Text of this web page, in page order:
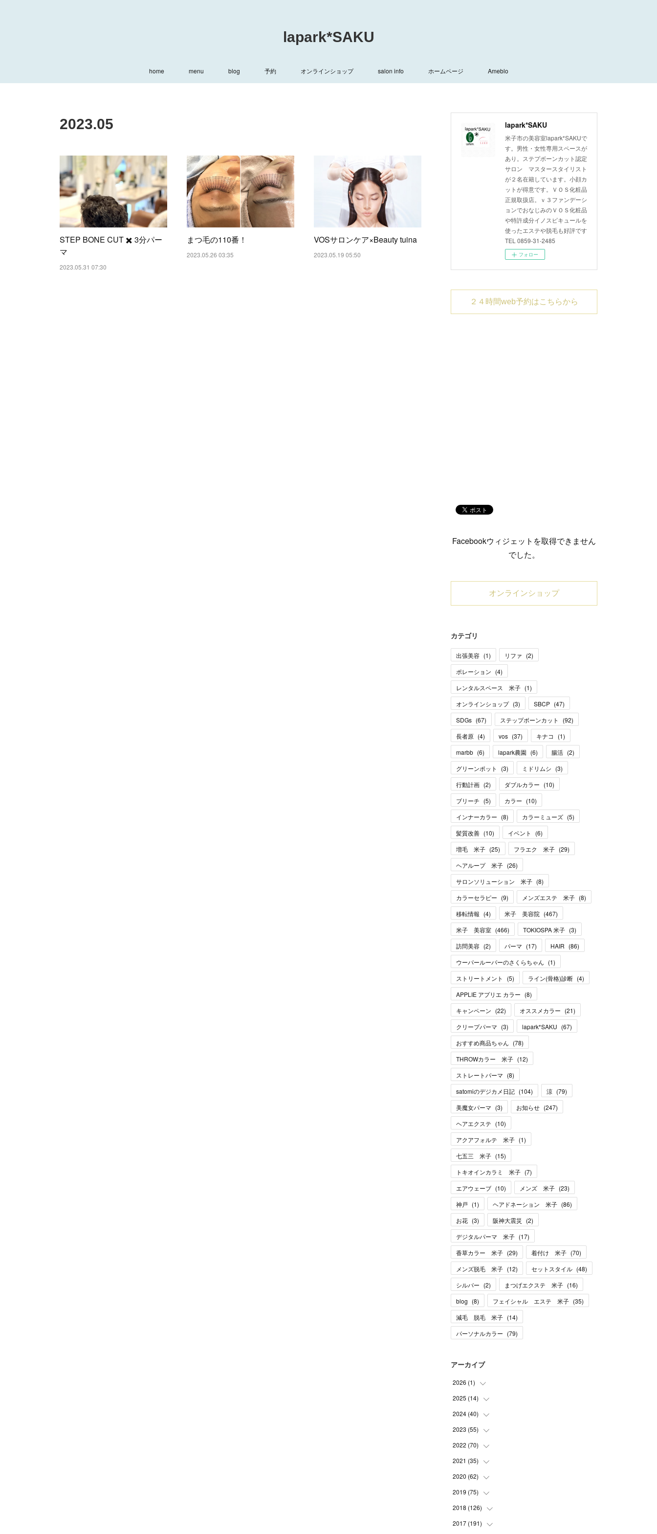
lapark*SAKU
home menu blog 予約 オンラインショップ salon info ホームページ Ameblo
2023.05
STEP BONE CUT ✖️ 3分パー
マ
2023.05.31 07:30
まつ毛の110番！
2023.05.26 03:35
VOSサロンケア×Beauty tuina
2023.05.19 05:50
lapark*SAKU
米子市の美容室lapark*SAKUで
す。男性・女性専用スペースが
あり。ステプボーンカット認定
サロン マスタースタイリスト
が２名在籍しています。小顔カ
ットが得意です。ＶＯＳ化粧品
正規取扱店。ｖ３ファンデーシ
ョンでおなじみのＶＯＳ化粧品
や特許成分イノスピキュールを
使ったエステや脱毛も好評です
TEL 0859-31-2485
フォロー
２４時間web予約はこちらから
Facebookウィジェットを取得できません
でした。
オンラインショップ
カテゴリ
出張美容 (1) リファ (2)
ポレーション (4)
レンタルスペース 米子 (1)
オンラインショップ (3) SBCP (47)
SDGs (67) ステップボーンカット (92)
長者原 (4) vos (37) キナコ (1)
marbb (6) lapark農園 (6) 腸活 (2)
グリーンポット
(3) ミドリムシ (3)
行動計画 (2) ダブルカラー (10)
ブリーチ (5) カラー (10)
インナーカラー (8) カラーミューズ (5)
髪質改善 (10) イベント (6)
増毛 米子 (25) フラエク 米子 (29)
ヘアループ 米子 (26)
サロンソリューション 米子 (8)
カラーセラピー (9) メンズエステ 米子 (8)
移転情報 (4) 米子 美容院 (467)
米子 美容室 (466) TOKIOSPA 米子 (3)
訪問美容 (2) パーマ (17) HAIR (86)
ウーパールーパーのさくらちゃん (1)
ストリートメント
(5) ライン(骨格)診断 (4)
APPLIE アプリエ カラー (8)
キャンペーン (22) オススメカラー (21)
クリープパーマ (3) lapark*SAKU (67)
おすすめ商品ちゃん (78)
THROWカラー 米子 (12)
ストレートパーマ (8)
satomiのデジカメ日記 (104) 涼 (79)
美魔女パーマ (3) お知らせ (247)
ヘアエクステ (10)
アクアフォルテ 米子 (1)
七五三 米子 (15)
トキオインカラミ 米子 (7)
エアウェーブ (10) メンズ 米子 (23)
神戸 (1) ヘアドネーション 米子 (86)
お花 (3) 阪神大震災 (2)
デジタルパーマ 米子 (17)
香草カラー 米子 (29) 着付け 米子 (70)
メンズ脱毛 米子 (12) セットスタイル (48)
シルバー (2) まつげエクステ 米子 (16)
blog (8) フェイシャル エステ 米子 (35)
減毛 脱毛 米子 (14)
パーソナルカラー (79)
アーカイブ
2026 (1)
(1
2025 (14)
(10
)
(1
(1
(2
2024 (40)
(1
(1
(3
(2
(7
(4)
(3)
2023 (55)
(2
(4
(3
(3
(6)
(4)
2022 (70)
(7
(11
)
(8
(1)
(3)
2021 (35)
(5
(7
(5)
(3)
2020 (62)
(6
(9)
(7)
2019 (75)
(1)
(2)
2018 (126)
(6)
2017 (191)